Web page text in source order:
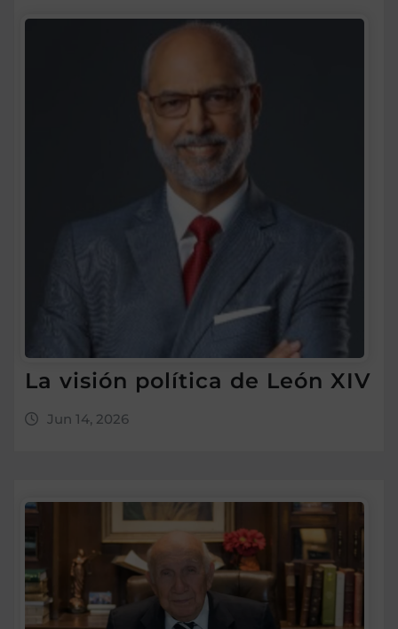
La visión política de León XIV
Jun 14, 2026